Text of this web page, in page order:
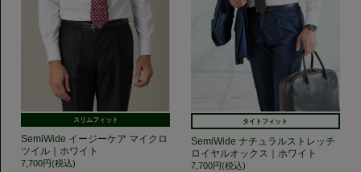
スリムフィット
SemiWide イージーケア マイクロ
ツイル｜ホワイト
7,700円(税込)
タイトフィット
SemiWide ナチュラルストレッチ
ロイヤルオックス｜ホワイト
7,700円(税込)